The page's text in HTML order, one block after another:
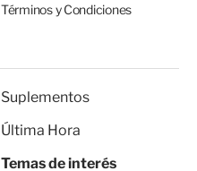
Términos y Condiciones
Suplementos
Última Hora
Temas de interés